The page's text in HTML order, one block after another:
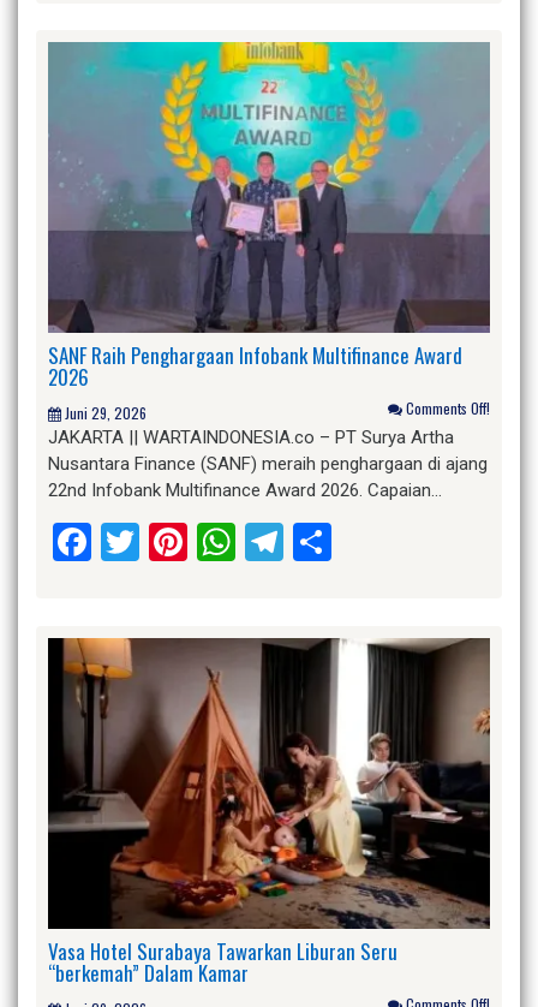
SANF Raih Penghargaan Infobank Multifinance Award
2026
Juni 29, 2026 Comments Off!
JAKARTA || WARTAINDONESIA.co – PT Surya Artha
Nusantara Finance (SANF) meraih penghargaan di ajang
22nd Infobank Multifinance Award 2026. Capaian…
Facebook
Twitter
Pinterest
WhatsApp
Telegram
Vasa Hotel Surabaya Tawarkan Liburan Seru
“berkemah” Dalam Kamar